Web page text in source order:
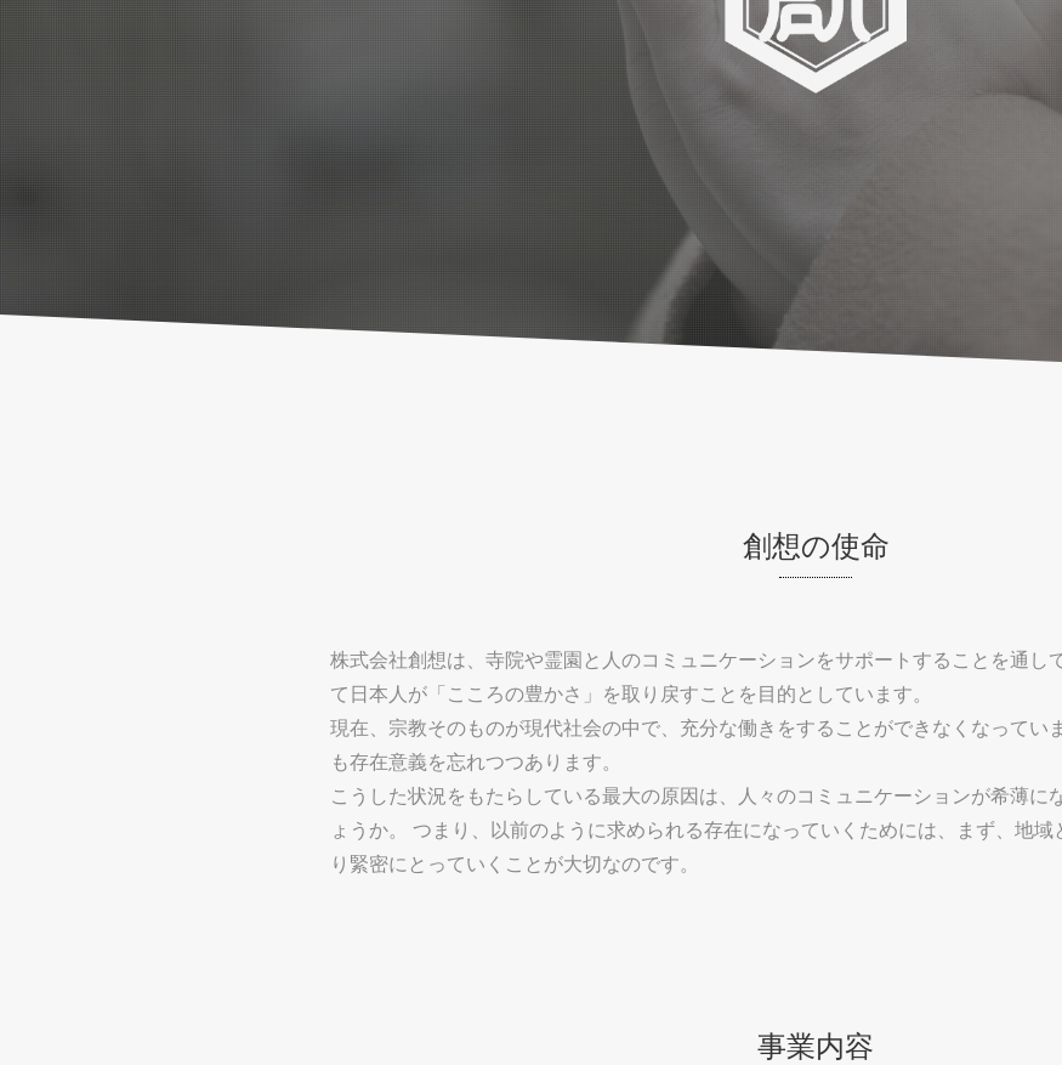
創想の使命
株式会社創想は、寺院や霊園と人のコミュニケーションをサポートすることを通し
て日本人が「こころの豊かさ」を取り戻すことを目的としています。
現在、宗教そのものが現代社会の中で、充分な働きをすることができなくなってい
も存在意義を忘れつつあります。
こうした状況をもたらしている最大の原因は、人々のコミュニケーションが希薄に
ょうか。 つまり、以前のように求められる存在になっていくためには、まず、地
り緊密にとっていくことが大切なのです。
事業内容